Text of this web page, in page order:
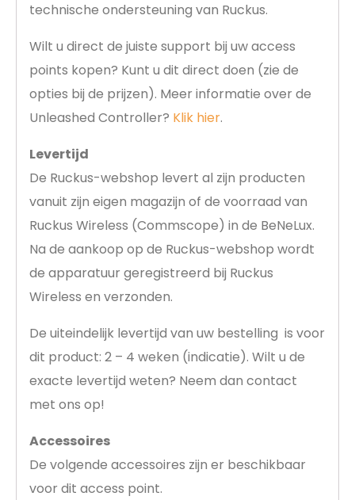
technische ondersteuning van Ruckus.
Wilt u direct de juiste support bij uw access
points kopen? Kunt u dit direct doen (zie de
opties bij de prijzen). Meer informatie over de
Unleashed Controller? Klik hier.
Levertijd
De Ruckus-webshop levert al zijn producten
vanuit zijn eigen magazijn of de voorraad van
Ruckus Wireless (Commscope) in de BeNeLux.
Na de aankoop op de Ruckus-webshop wordt
de apparatuur geregistreerd bij Ruckus
Wireless en verzonden.
De uiteindelijk levertijd van uw bestelling is voor
dit product: 2 – 4 weken (indicatie). Wilt u de
exacte levertijd weten? Neem dan contact
met ons op!
Accessoires
De volgende accessoires zijn er beschikbaar
voor dit access point.